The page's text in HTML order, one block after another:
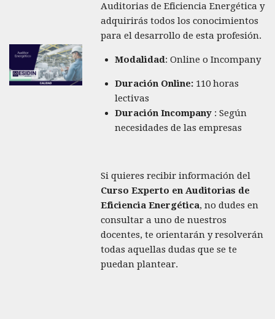
Auditorias de Eficiencia Energética y
adquirirás todos los conocimientos
para el desarrollo de esta profesión.
Modalidad: Online o Incompany
Duración Online: 110 horas
lectivas
Duración Incompany : Según
necesidades de las empresas
Si quieres recibir información del
Curso Experto en Auditorias de
Eficiencia Energética, no dudes en
consultar a uno de nuestros
docentes, te orientarán y resolverán
todas aquellas dudas que se te
puedan plantear.